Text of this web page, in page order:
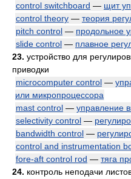
control switchboard — щит
control theory — теория
pitch control — продольное
slide control — плавное
23. устройство для
приводки
microcomputer control —
или микропроцессора
mast control — управление
selectivity control —
bandwidth control —
control and instrumentation
fore-aft control rod — тяга
24. контроль неподачи